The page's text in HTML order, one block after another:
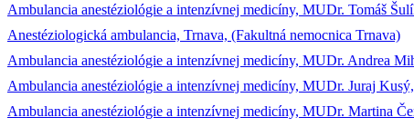
Ambulancia anestéziológie a intenzívnej medicíny, MUDr. Tomáš
Anestéziologická ambulancia, Trnava, (Fakultná nemocnica Trnava)
Ambulancia anestéziológie a intenzívnej medicíny, MUDr. Andrea
Ambulancia anestéziológie a intenzívnej medicíny, MUDr. Juraj
Ambulancia anestéziológie a intenzívnej medicíny, MUDr. Martina